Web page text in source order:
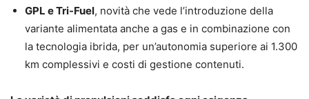
GPL e Tri-Fuel, novità che vede l’introduzione della
variante alimentata anche a gas e in combinazione con
la tecnologia ibrida, per un’autonomia superiore ai 1.300
km complessivi e costi di gestione contenuti.